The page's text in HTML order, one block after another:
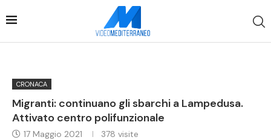
CRONACA
Migranti: continuano gli sbarchi a Lampedusa.
Attivato centro polifunzionale
17 Maggio 2021 378 visite